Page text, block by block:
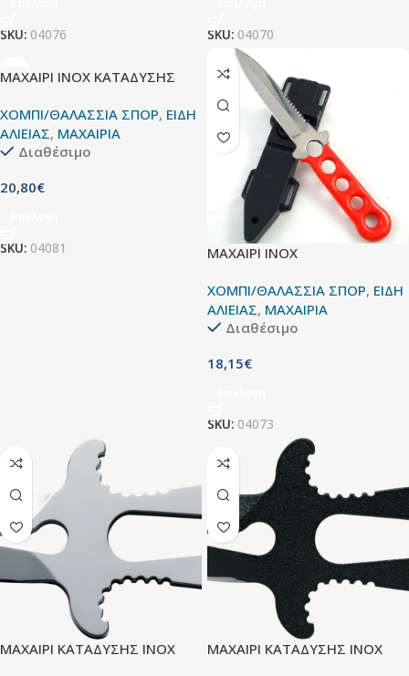
SKU: 04076
SKU: 04070
ΜΑΧΑΙΡΙ INOX ΚΑΤΑΔΥΣΗΣ
ΧΟΜΠΙ/ΘΑΛΑΣΣΙΑ ΣΠΟΡ, ΕΙΔΗ
ΑΛΙΕΙΑΣ, ΜΑΧΑΙΡΙΑ
Διαθέσιμο
20,80€
SKU: 04081 ΜΑΧΑΙΡΙ ΙΝΟΧ
ΧΟΜΠΙ/ΘΑΛΑΣΣΙΑ ΣΠΟΡ, ΕΙΔΗ
ΑΛΙΕΙΑΣ, ΜΑΧΑΙΡΙΑ
Διαθέσιμο
18,15€
SKU: 04073
ΜΑΧΑΙΡΙ ΚΑΤΑΔΥΣΗΣ INOX ΜΑΧΑΙΡΙ ΚΑΤΑΔΥΣΗΣ INOX